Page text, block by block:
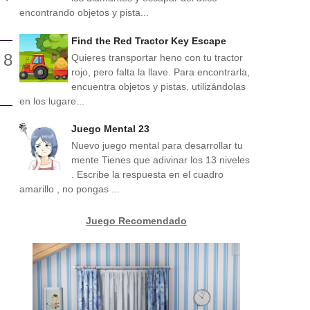
encontrando objetos y pista...
Find the Red Tractor Key Escape
Quieres transportar heno con tu tractor
rojo, pero falta la llave. Para encontrarla,
encuentra objetos y pistas, utilizándolas
en los lugare...
Juego Mental 23
Nuevo juego mental para desarrollar tu
mente Tienes que adivinar los 13 niveles
. Escribe la respuesta en el cuadro
amarillo , no pongas ...
Juego Recomendado